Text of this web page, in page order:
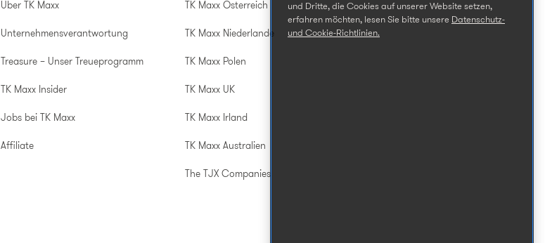
Über TK Maxx
Unternehmensverantwortung
Treasure – Unser Treueprogramm
TK Maxx Insider
Jobs bei TK Maxx
Affiliate
TK Maxx Österreich
TK Maxx Niederlande
TK Maxx Polen
TK Maxx UK
TK Maxx Irland
TK Maxx Australien
The TJX Companies
und Dritte, die Cookies auf unserer Website setzen,
erfahren möchten, lesen Sie bitte unsere Datenschutz-
und Cookie-Richtlinien.